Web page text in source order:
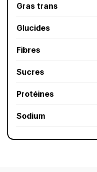
Gras trans
Glucides
Fibres
Sucres
Protéines
Sodium